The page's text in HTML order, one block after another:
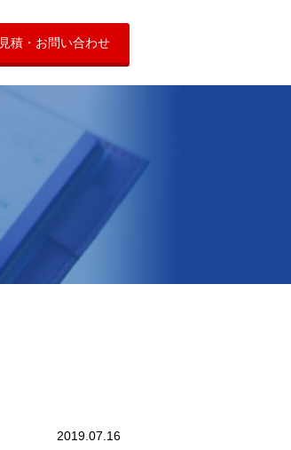
見積・お問い合わせ
2019.07.16